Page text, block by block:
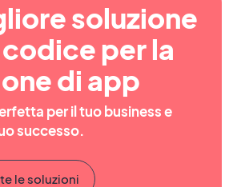
soluzione
per la
di app
per il tuo business e
successo.
le soluzioni